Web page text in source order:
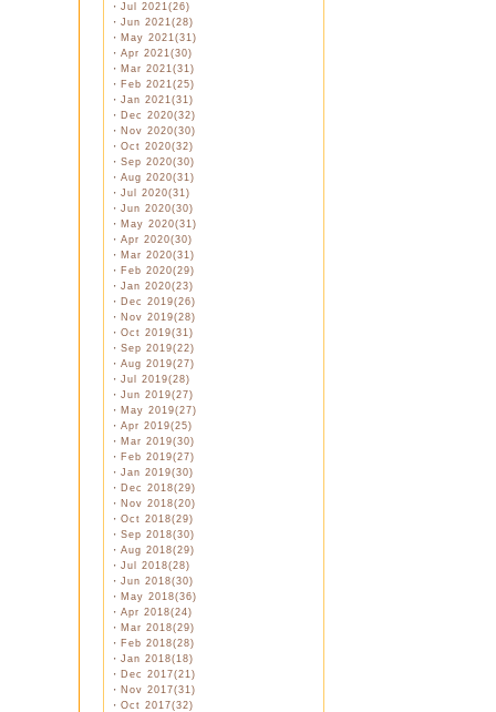
・ Jul 2021(26)
・ Jun 2021(28)
・ May 2021(31)
・ Apr 2021(30)
・ Mar 2021(31)
・ Feb 2021(25)
・ Jan 2021(31)
・ Dec 2020(32)
・ Nov 2020(30)
・ Oct 2020(32)
・ Sep 2020(30)
・ Aug 2020(31)
・ Jul 2020(31)
・ Jun 2020(30)
・ May 2020(31)
・ Apr 2020(30)
・ Mar 2020(31)
・ Feb 2020(29)
・ Jan 2020(23)
・ Dec 2019(26)
・ Nov 2019(28)
・ Oct 2019(31)
・ Sep 2019(22)
・ Aug 2019(27)
・ Jul 2019(28)
・ Jun 2019(27)
・ May 2019(27)
・ Apr 2019(25)
・ Mar 2019(30)
・ Feb 2019(27)
・ Jan 2019(30)
・ Dec 2018(29)
・ Nov 2018(20)
・ Oct 2018(29)
・ Sep 2018(30)
・ Aug 2018(29)
・ Jul 2018(28)
・ Jun 2018(30)
・ May 2018(36)
・ Apr 2018(24)
・ Mar 2018(29)
・ Feb 2018(28)
・ Jan 2018(18)
・ Dec 2017(21)
・ Nov 2017(31)
・ Oct 2017(32)